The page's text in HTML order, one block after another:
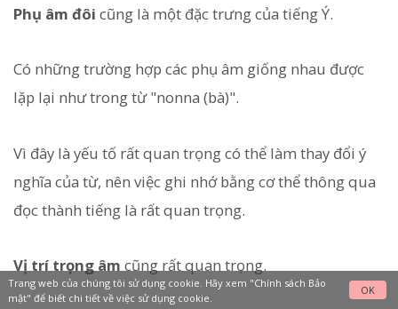
Phụ âm đôi cũng là một đặc trưng của tiếng Ý.
Có những trường hợp các phụ âm giống nhau được
lặp lại như trong từ "nonna (bà)".
Vì đây là yếu tố rất quan trọng có thể làm thay đổi ý
nghĩa của từ, nên việc ghi nhớ bằng cơ thể thông qua
đọc thành tiếng là rất quan trọng.
Vị trí trọng âm cũng rất quan trọng.
Trang web của chúng tôi sử dụng cookie. Hãy xem "Chính sách Bảo
mật" để biết chi tiết về việc sử dụng cookie.
OK